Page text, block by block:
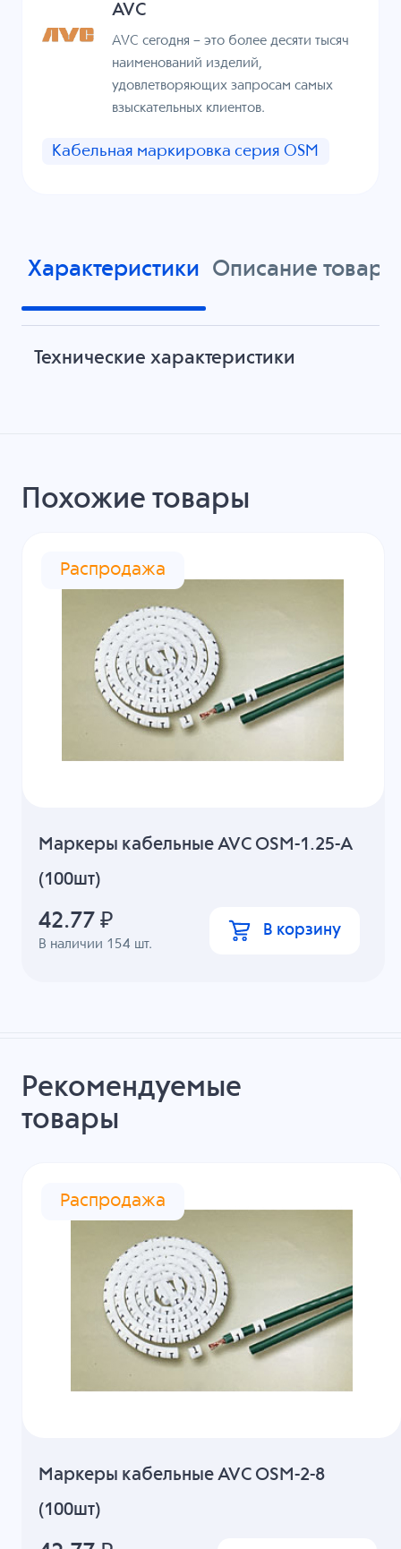
AVC
AVC сегодня – это более десяти тысяч
наименований изделий,
удовлетворяющих запросам самых
взыскательных клиентов.
Кабельная маркировка серия OSM
Характеристики Описание товара
Технические характеристики
Похожие товары
Распродажа
Маркеры кабельные AVC OSM-1.25-A
(100шт)
В наличии 154 шт.
42.77 ₽ В корзину
Рекомендуемые
товары
Распродажа
Маркеры кабельные AVC OSM-2-8
(100шт)